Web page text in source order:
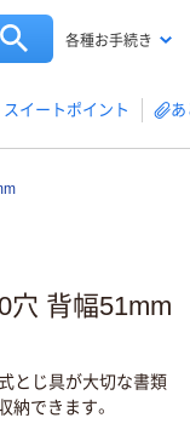
各種お手続き
スイートポイント あ
穴 背幅51mm
とじ具が大切な書類
できます。